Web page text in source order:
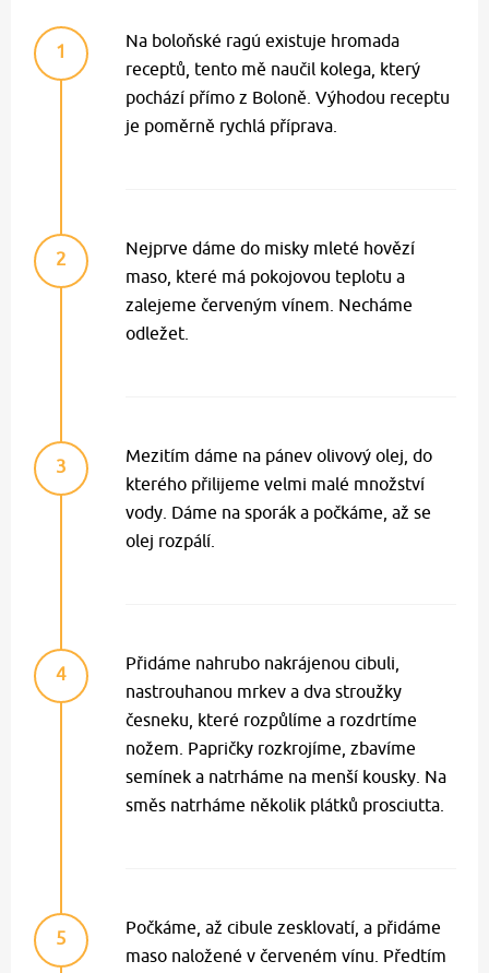
1
Na boloňské ragú existuje hromada
receptů, tento mě naučil kolega, který
pochází přímo z Boloně. Výhodou receptu
je poměrně rychlá příprava.
2
Nejprve dáme do misky mleté hovězí
maso, které má pokojovou teplotu a
zalejeme červeným vínem. Necháme
odležet.
3
Mezitím dáme na pánev olivový olej, do
kterého přilijeme velmi malé množství
vody. Dáme na sporák a počkáme, až se
olej rozpálí.
4
Přidáme nahrubo nakrájenou cibuli,
nastrouhanou mrkev a dva stroužky
česneku, které rozpůlíme a rozdrtíme
nožem. Papričky rozkrojíme, zbavíme
semínek a natrháme na menší kousky. Na
směs natrháme několik plátků prosciutta.
5
Počkáme, až cibule zesklovatí, a přidáme
maso naložené v červeném vínu. Předtím